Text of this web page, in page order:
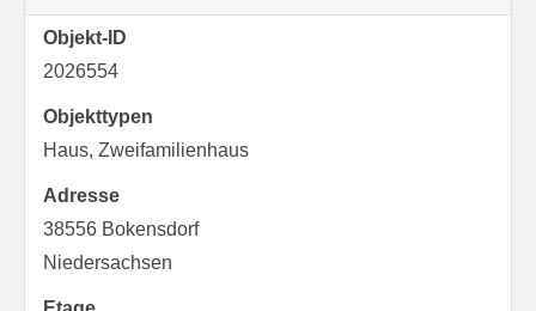
Objekt-ID
2026554
Objekttypen
Haus, Zweifamilienhaus
Adresse
38556 Bokensdorf
Niedersachsen